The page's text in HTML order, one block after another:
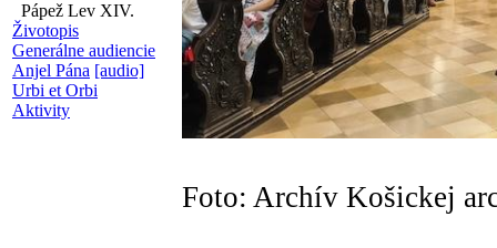
Pápež Lev XIV.
Životopis
Generálne audiencie
Anjel Pána [audio]
Urbi et Orbi
Aktivity
Foto: Archív Košickej